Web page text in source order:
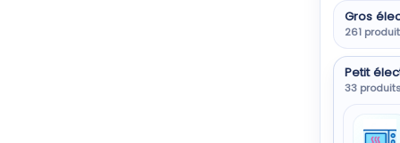
Gros
261
Petit
33